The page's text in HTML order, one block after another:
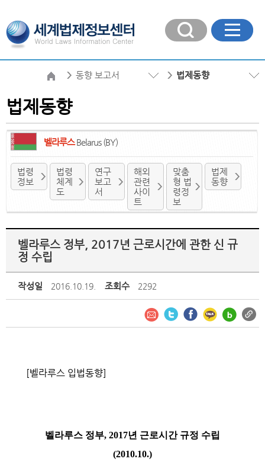
동향 보고서 법제동향
법제동향
벨라루스Belarus (BY)
법령
정보
법령
체계
도
연구
보고
서
해외
관련
사이
트
맞춤
형 법
령정
보
법제
동향
벨라루스 정부, 2017년 근로시간에 관한 신 규
정 수립
작성일 2016.10.19. 조회수 2292
[벨라루스 입법동향]
벨라루스 정부, 2017년 근로시간 규정 수립
(2010.10.)